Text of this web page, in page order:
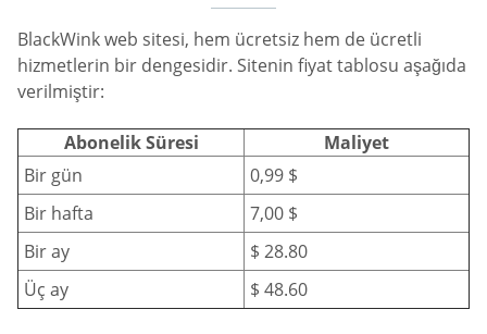
BlackWink web sitesi, hem ücretsiz hem de ücretli
hizmetlerin bir dengesidir. Sitenin fiyat tablosu aşağıda
verilmiştir:
Abonelik Süresi
Maliyet
Bir gün
0,99 $
Bir hafta
7,00 $
Bir ay
$ 28.80
Üç ay
$ 48.60